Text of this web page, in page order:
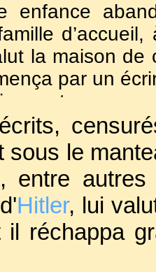
sous le
entre
Hitler, lui
réchappa
enfance
la maison de
par un
».
de Fresnes
:Le